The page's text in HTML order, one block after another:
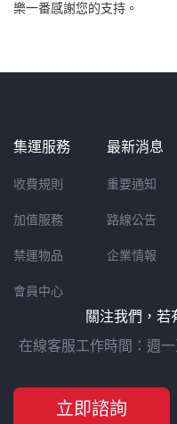
樂一番感謝您的支持。
集運服務
收費規則
加值服務
禁運物品
會員中心
最新消息
重要通知
路線公告
企業情報
關注我們，若
在線客服工作時間：週
立即諮詢